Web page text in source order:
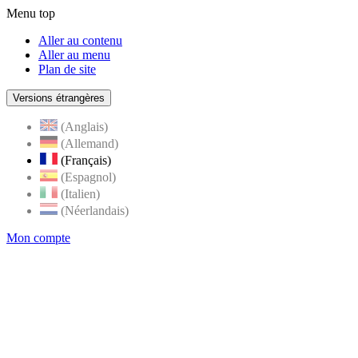
Menu top
Aller au contenu
Aller au menu
Plan de site
Versions étrangères
(Anglais)
(Allemand)
(Français)
(Espagnol)
(Italien)
(Néerlandais)
Mon compte